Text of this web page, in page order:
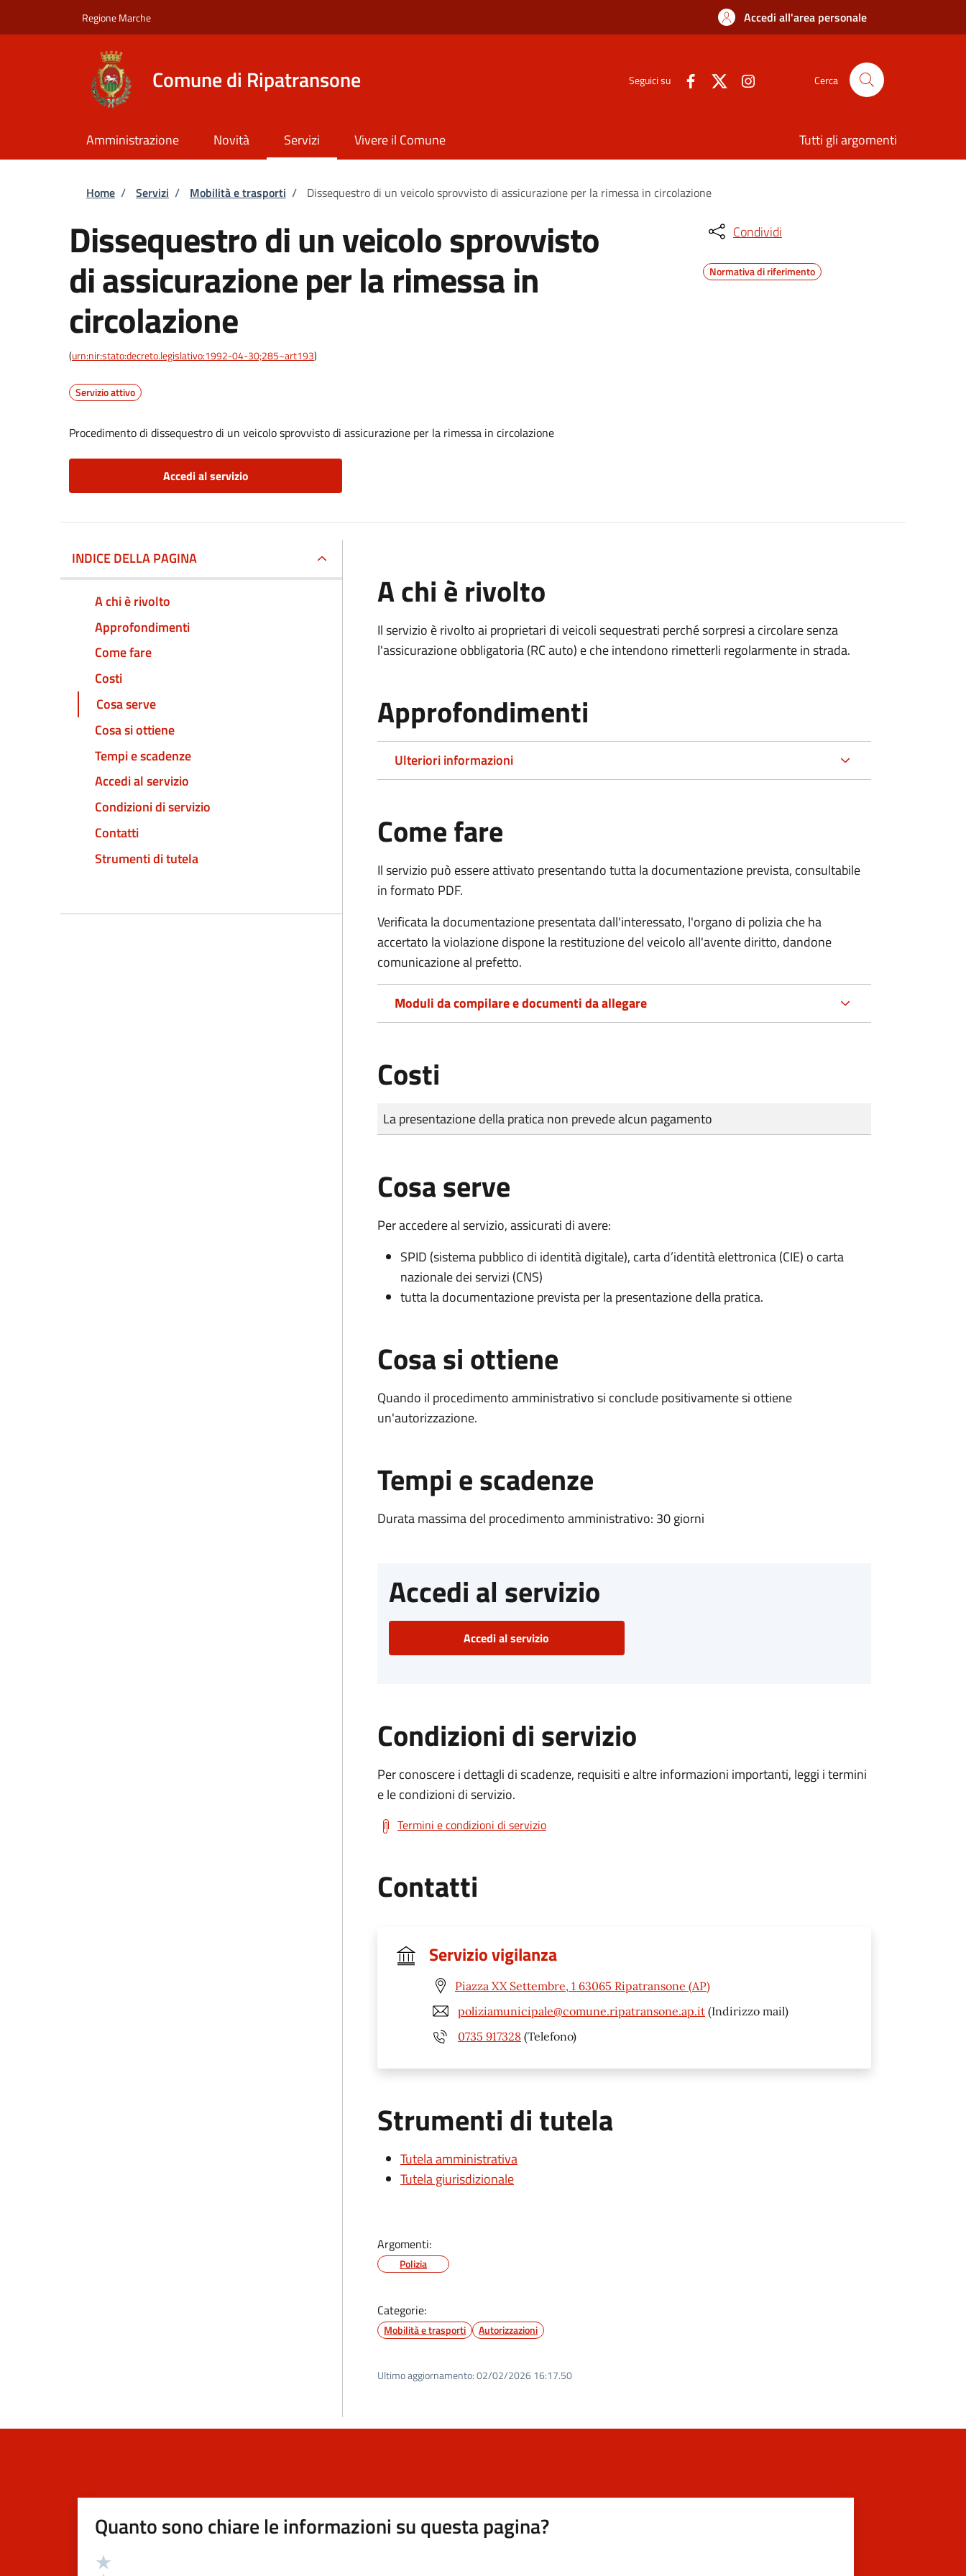
Regione Marche Accedi all'area personale
Comune di Ripatransone Seguici su Cerca
Amministrazione Novità Servizi Vivere il Comune Tutti gli argomenti
Briciole di pane
Home / Servizi / Mobilità e trasporti / Dissequestro di un veicolo sprovvisto di assicurazione per la rimessa in circolazione
Dissequestro di un veicolo sprovvisto
di assicurazione per la rimessa in
circolazione
(urn:nir:stato:decreto.legislativo:1992-04-30;285~art193)
Servizio attivo
Procedimento di dissequestro di un veicolo sprovvisto di assicurazione per la rimessa in circolazione
Accedi al servizio
Condividi
Normativa di riferimento
INDICE DELLA PAGINA
A chi è rivolto
Approfondimenti
Come fare
Costi
Cosa serve
Cosa si ottiene
Tempi e scadenze
Accedi al servizio
Condizioni di servizio
Contatti
Strumenti di tutela
A chi è rivolto
Il servizio è rivolto ai proprietari di veicoli sequestrati perché sorpresi a circolare senza
l'assicurazione obbligatoria (RC auto) e che intendono rimetterli regolarmente in strada.
Approfondimenti
Ulteriori informazioni
Come fare
Il servizio può essere attivato presentando tutta la documentazione prevista, consultabile
in formato PDF.
Verificata la documentazione presentata dall'interessato, l'organo di polizia che ha
accertato la violazione dispone la restituzione del veicolo all'avente diritto, dandone
comunicazione al prefetto.
Moduli da compilare e documenti da allegare
Costi
Tipo di pagamento
Importo
La presentazione della pratica non prevede alcun pagamento
Cosa serve
Per accedere al servizio, assicurati di avere:
SPID (sistema pubblico di identità digitale), carta d’identità elettronica (CIE) o carta
nazionale dei servizi (CNS)
tutta la documentazione prevista per la presentazione della pratica.
Cosa si ottiene
Quando il procedimento amministrativo si conclude positivamente si ottiene
un'autorizzazione.
Tempi e scadenze
Durata massima del procedimento amministrativo: 30 giorni
Accedi al servizio
Accedi al servizio
Condizioni di servizio
Per conoscere i dettagli di scadenze, requisiti e altre informazioni importanti, leggi i termini
e le condizioni di servizio.
Termini e condizioni di servizio
Contatti
Servizio vigilanza
Piazza XX Settembre, 1 63065 Ripatransone (AP)
poliziamunicipale@comune.ripatransone.ap.it (Indirizzo mail)
0735 917328 (Telefono)
Strumenti di tutela
Tutela amministrativa
Tutela giurisdizionale
Argomenti:
Polizia
Categorie:
Mobilità e trasporti Autorizzazioni
Ultimo aggiornamento:02/02/2026 16:17.50
Quanto sono chiare le informazioni su questa pagina?
Valutazione